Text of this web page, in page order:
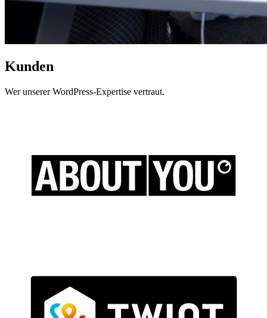
Kunden
Wer unserer WordPress-Expertise vertraut.